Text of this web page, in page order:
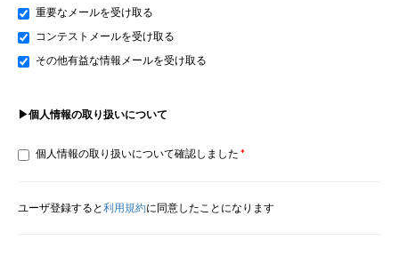
重要なメールを受け取る
コンテストメールを受け取る
その他有益な情報メールを受け取る
▶個人情報の取り扱いについて
個人情報の取り扱いについて確認しました
ユーザ登録すると利用規約に同意したことになります